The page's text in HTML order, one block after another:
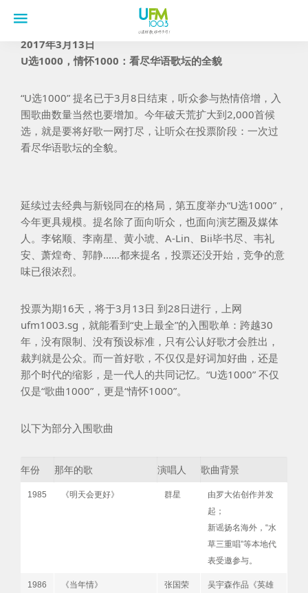
2017年3月13日
U选1000，情怀1000：看尽华语歌坛的全貌
“U选1000” 提名已于3月8日结束，听众参与热情倍增，入
围歌曲数量当然也要增加。今年破天荒扩大到2,000首候
选，就是要将好歌一网打尽，让听众在投票阶段：一次过
看尽华语歌坛的全貌。
延续过去经典与新锐同在的格局，第五度举办“U选1000”，
今年更具规模。提名除了面向听众，也面向演艺圈及媒体
人。李铭顺、李南星、黄小琥、A-Lin、Bii毕书尽、韦礼
安、萧煌奇、郭静……都来提名，投票还没开始，竞争的意
味已很浓烈。
投票为期16天，将于3月13日 到28日进行，上网
ufm1003.sg，就能看到“史上最全”的入围歌单：跨越30
年，没有限制、没有预设标准，只有公认好歌才会胜出，
裁判就是公众。而一首好歌，不仅仅是好词加好曲，还是
那个时代的缩影，是一代人的共同记忆。“U选1000” 不仅
仅是“歌曲1000”，更是“情怀1000”。
以下为部分入围歌曲
年份 那年的歌 演唱人 歌曲背景
1985 《明天会更好》 群星
由罗大佑创作并发
起；
新谣扬名海外，“水
草三重唱”等本地代
表受邀参与。
1986 《当年情》 张国荣
吴宇森作品《英雄